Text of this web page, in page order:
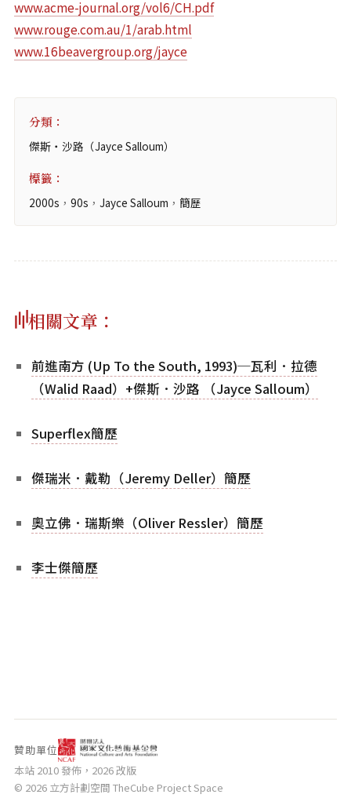
www.acme-journal.org/vol6/CH.pdf
www.rouge.com.au/1/arab.html
www.16beavergroup.org/jayce
分類：
傑斯‧沙路（Jayce Salloum）
標籤：
2000s ， 90s ， Jayce Salloum ， 簡歷
相關文章：
前進南方 (Up To the South, 1993)─瓦利．拉德
（Walid Raad）+傑斯．沙路 （Jayce Salloum）
Superflex簡歷
傑瑞米．戴勒（Jeremy Deller）簡歷
奧立佛．瑞斯樂（Oliver Ressler）簡歷
李士傑簡歷
贊助單位
本站 2010 發佈，2026 改版
© 2026 立方計劃空間 TheCube Project Space